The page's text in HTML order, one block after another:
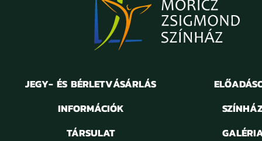
JEGY- ÉS BÉRLETVÁSÁRLÁS
INFORMÁCIÓK
TÁRSULAT